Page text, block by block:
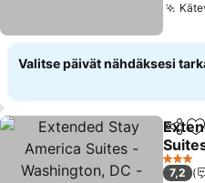
Valitse päivät nähdäksesi
Jaa
Katso
3
7,2